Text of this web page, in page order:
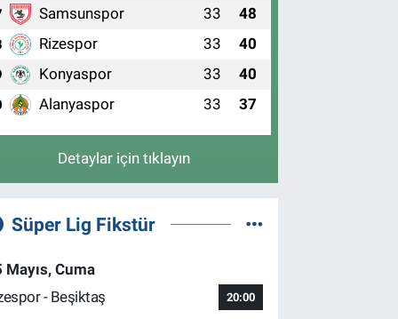
Samsunspor 33 48
Rizespor 33 40
Konyaspor 33 40
Alanyaspor 33 37
Detaylar için tıklayın
Süper Lig Fikstür
Mayıs, Cuma
- Beşiktaş
20:00